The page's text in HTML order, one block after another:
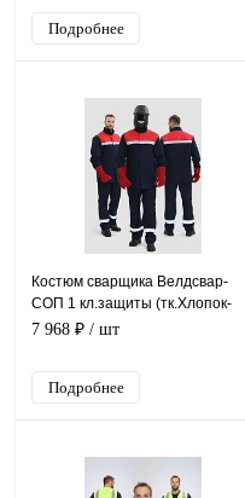
Подробнее
Костюм сварщика Велдсвар-
СОП 1 кл.защиты (тк.Хлопок-
ОП,350) брюки, т.синий/красный
7 968 ₽ / шт
Подробнее